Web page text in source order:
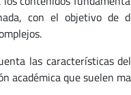
con el objetivo de
las características
académica que suelen